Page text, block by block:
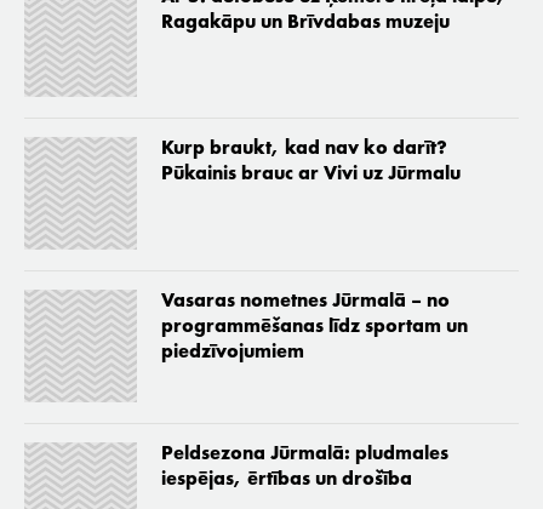
Ragakāpu un Brīvdabas muzeju
Kurp braukt, kad nav ko darīt?
Pūkainis brauc ar Vivi uz Jūrmalu
Vasaras nometnes Jūrmalā – no
programmēšanas līdz sportam un
piedzīvojumiem
Peldsezona Jūrmalā: pludmales
iespējas, ērtības un drošība